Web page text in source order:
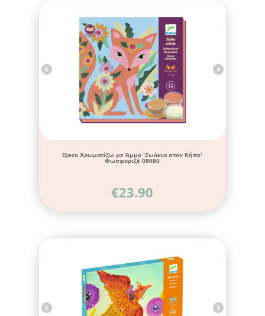
Djeco Χρωματίζω με Άμμο 'Ζωάκια στον Κήπο'
Φωσφοριζέ 08680
€23.90